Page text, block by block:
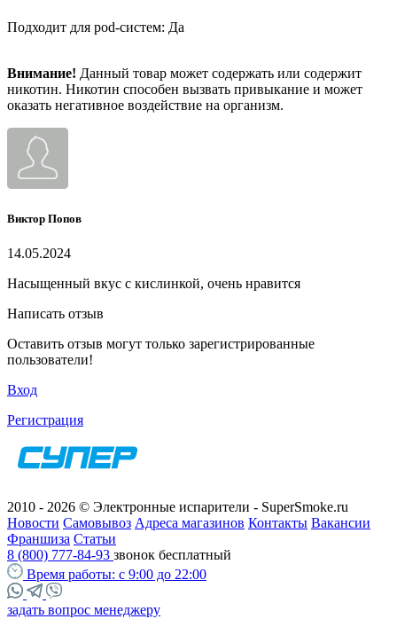
Подходит для pod-систем: Да
Внимание! Данный товар может содержать или содержит
никотин. Никотин способен вызвать привыкание и может
оказать негативное воздействие на организм.
Виктор Попов
14.05.2024
Насыщенный вкус с кислинкой, очень нравится
Написать отзыв
Оставить отзыв могут только зарегистрированные
пользователи!
Вход
Регистрация
2010 - 2026 © Электронные испарители - SuperSmoke.ru
Новости Самовывоз Адреса магазинов Контакты Вакансии
Франшиза Статьи
8 (800) 777-84-93 звонок бесплатный
Время работы: с 9:00 до 22:00
задать вопрос менеджеру